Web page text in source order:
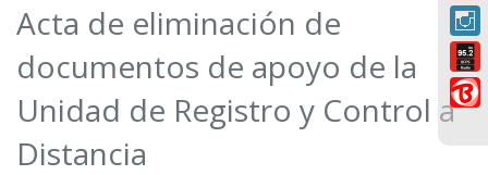
Acta de eliminación de
documentos de apoyo de la
Unidad de Registro y Control a
Distancia